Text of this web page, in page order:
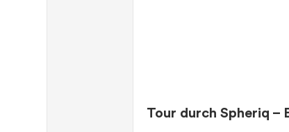
Tour durch Spheriq –